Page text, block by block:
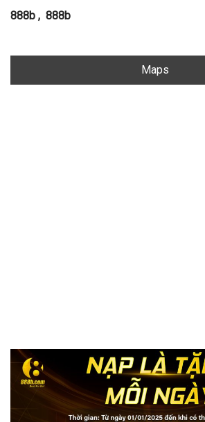
888b , 888b
Maps